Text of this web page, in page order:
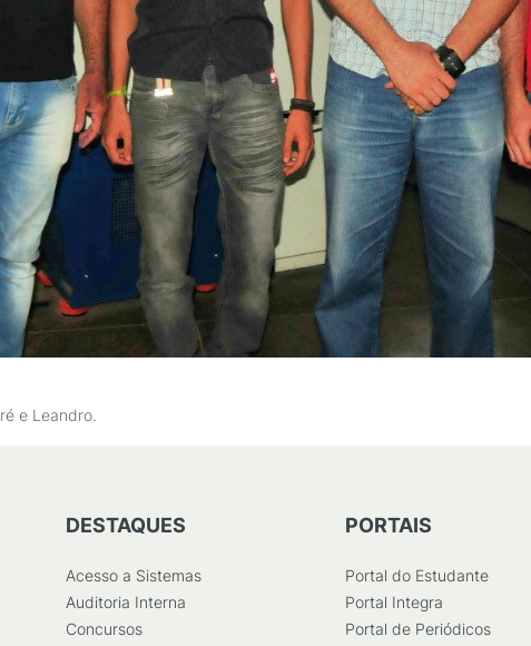
e Leandro.
DESTAQUES
Acesso a Sistemas
Auditoria Interna
Concursos
PORTAIS
Portal do Estudante
Portal Integra
Portal de Periódicos